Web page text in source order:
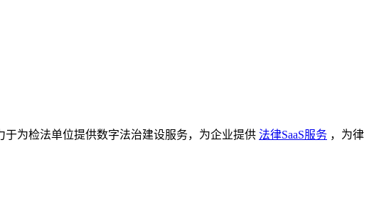
为检法单位提供数字法治建设服务，为企业提供 法律SaaS服务 ，为律